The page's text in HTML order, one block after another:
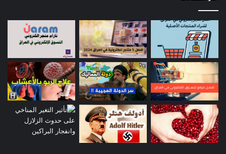
Instagram
للتواصل والاستفسار والدعم التواصل على البريد التالي
ghadak.site@gmail.com
تقييم المستخدمون:5
( أصوات)